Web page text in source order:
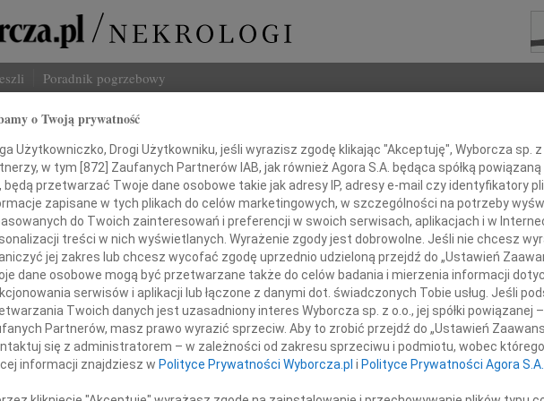
Poradnik pogrzebowy
Wiesława Bolimowska-Garwacka
Warszawa
30.04.2025
W dniu 24 kwietnia 2025 roku zmarła
nasza wieloletnia przyjaciółka
Wiesława
Imię i nazwisko
INNE
Marek
Ze
Marianna
Gdyby
Andrzej
Z wielkim
Andrzej
Z
o Twoją prywatność
Użytkowniczko, Drogi Użytkowniku, jeśli wyrazisz zgodę klikając "Akceptuję", Wyborcza sp.
w tym [872] Zaufanych Partnerów IAB, jak również Agora S.A. będąca spółką
będą przetwarzać Twoje dane osobowe takie jak adresy IP, adresy e-mail czy identyfikatory
zapisane w tych plikach do celów marketingowych, w szczególności na potrzeby
do Twoich zainteresowań i preferencji w swoich serwisach, aplikacjach i w
treści w nich wyświetlanych. Wyrażenie zgody jest dobrowolne. Jeśli nie chcesz
jej zakres lub chcesz wycofać zgodę uprzednio udzieloną przejdź do „Ustawień
dane osobowe mogą być przetwarzane także do celów badania i mierzenia informacji
serwisów i aplikacji lub łączone z danymi dot. świadczonych Tobie usług. Jeśli
Twoich danych jest uzasadniony interes Wyborcza sp. z o.o., jej spółki powiązanej –
Partnerów, masz prawo wyrazić sprzeciw. Aby to zrobić przejdź do „Ustawień
się z administratorem – w zależności od zakresu sprzeciwu i podmiotu, wobec
informacji znajdziesz w Polityce Prywatności Wyborcza.pl i Polityce Prywatności Agora S.A.